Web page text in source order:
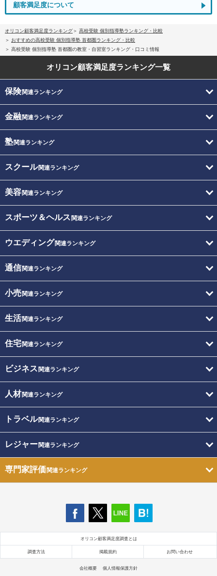
顧客満足度について
オリコン顧客満足度ランキング
高校受験 個別指導塾ランキング・比較
おすすめの高校受験 個別指導塾 首都圏ランキング・比較
高校受験 個別指導塾 首都圏の教室・自習室ランキング・口コミ情報
オリコン顧客満足度ランキング一覧
保険関連ランキング
金融関連ランキング
塾関連ランキング
スクール関連ランキング
美容関連ランキング
スポーツ＆ヘルス 関連ランキング
ウエディング関連ランキング
通信関連ランキング
小売関連ランキング
生活関連ランキング
住宅関連ランキング
ビジネス 関連ランキング
人材関連ランキング
トラベル関連ランキング
レジャー関連ランキング
専門家評価関連ランキング
オリコン顧客満足度調査とは
調査方法 掲載規約 お問い合わせ
会社概要 個人情報保護方針